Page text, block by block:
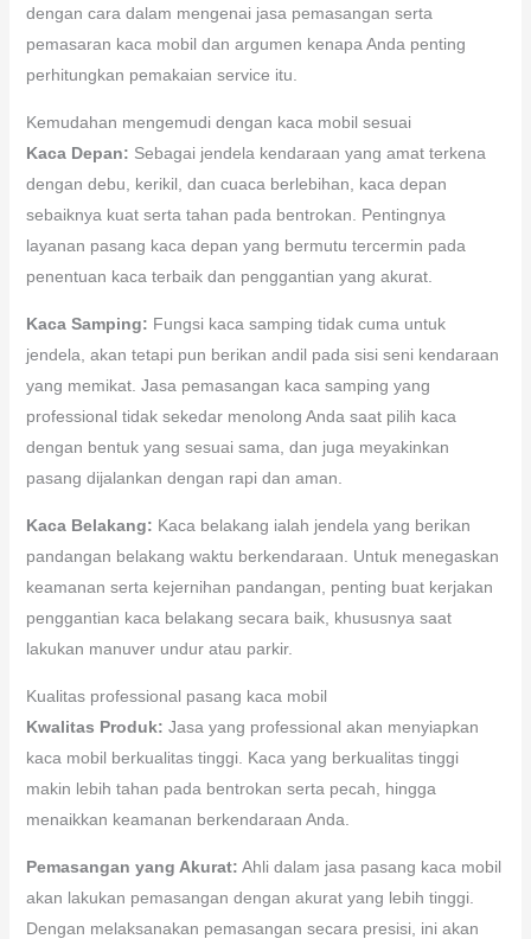
dengan cara dalam mengenai jasa pemasangan serta
pemasaran kaca mobil dan argumen kenapa Anda penting
perhitungkan pemakaian service itu.
Kemudahan mengemudi dengan kaca mobil sesuai
Kaca Depan: Sebagai jendela kendaraan yang amat terkena
dengan debu, kerikil, dan cuaca berlebihan, kaca depan
sebaiknya kuat serta tahan pada bentrokan. Pentingnya
layanan pasang kaca depan yang bermutu tercermin pada
penentuan kaca terbaik dan penggantian yang akurat.
Kaca Samping: Fungsi kaca samping tidak cuma untuk
jendela, akan tetapi pun berikan andil pada sisi seni kendaraan
yang memikat. Jasa pemasangan kaca samping yang
professional tidak sekedar menolong Anda saat pilih kaca
dengan bentuk yang sesuai sama, dan juga meyakinkan
pasang dijalankan dengan rapi dan aman.
Kaca Belakang: Kaca belakang ialah jendela yang berikan
pandangan belakang waktu berkendaraan. Untuk menegaskan
keamanan serta kejernihan pandangan, penting buat kerjakan
penggantian kaca belakang secara baik, khususnya saat
lakukan manuver undur atau parkir.
Kualitas professional pasang kaca mobil
Kwalitas Produk: Jasa yang professional akan menyiapkan
kaca mobil berkualitas tinggi. Kaca yang berkualitas tinggi
makin lebih tahan pada bentrokan serta pecah, hingga
menaikkan keamanan berkendaraan Anda.
Pemasangan yang Akurat: Ahli dalam jasa pasang kaca mobil
akan lakukan pemasangan dengan akurat yang lebih tinggi.
Dengan melaksanakan pemasangan secara presisi, ini akan